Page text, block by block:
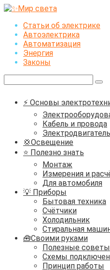
Перейти
контентуСтатьи об электрике
Автоэлектрика
Автоматизация
Энергия
Законы
⚡ Основы
Кабель и провода
Электродвигатель
💢Освещение
⭐ Полезно знать
Монтаж
Измерения и
Для автомобиля
💡 Приборы
Бытовая техника
Счётчики
Холодильник
Стиральная
🧰Своими руками
Полезные советы
Схемы
Принцип работы